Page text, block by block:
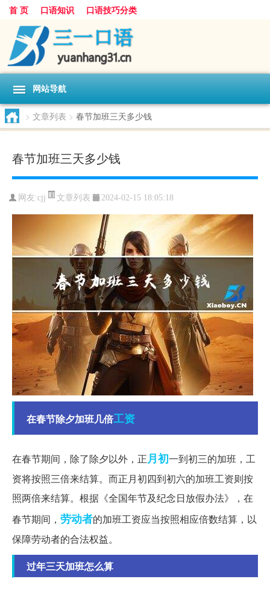
首 页 口语知识 口语技巧分类
网站导航
> 文章列表 > 春节加班三天多少钱
春节加班三天多少钱
网友:cjj 文章列表 2024-02-15 18:05:18
在春节除夕加班几倍工资
在春节期间，除了除夕以外，正月初一到初三的加班，工
资将按照三倍来结算。而正月初四到初六的加班工资则按
照两倍来结算。根据《全国年节及纪念日放假办法》，在
春节期间， 劳动者的加班工资应当按照相应倍数结算，以
保障劳动者的合法权益。
过年三天加班怎么算